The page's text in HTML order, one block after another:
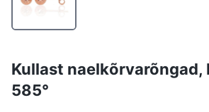
Kullast naelkõrvarõngad,
585°